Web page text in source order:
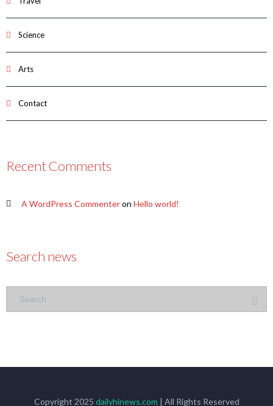
Science
Arts
Contact
Recent Comments
A WordPress Commenteron Hello world!
Search news
Copyright 2025 dailyhinews.com | All Rights Reserved